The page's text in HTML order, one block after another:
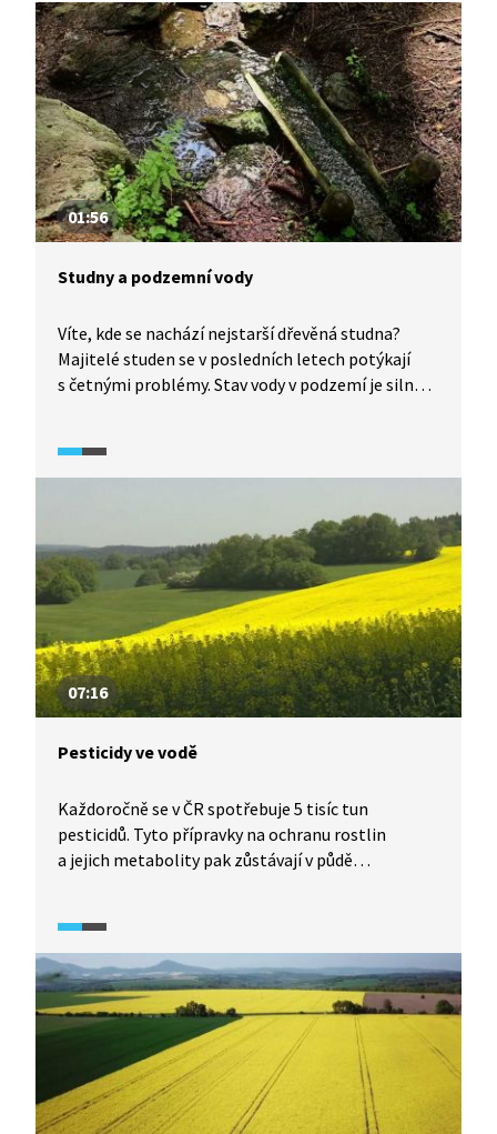
01:56
Studny a podzemní vody
Víte, kde se nachází nejstarší dřevěná studna?
Majitelé studen se v posledních letech potýkají
s četnými problémy. Stav vody v podzemí je silně
s nevyhovujícími mikrobiologickými ukazateli,
07:16
Pesticidy ve vodě
Každoročně se v ČR spotřebuje 5 tisíc tun
pesticidů. Tyto přípravky na ochranu rostlin
a jejich metabolity pak zůstávají v půdě
pitnou vodou mj. Prahu je intenzivně zemědělsky
obhospodařované, a tudíž vystavené všem
negativním vlivům chemizace zemědělské výroby.
Změna může paradoxně vzejít od spotřebitelů,
kteří by poptávkou po biopotravinách otevřeli
prostor pro ekologické zemědělství na orné půdě.